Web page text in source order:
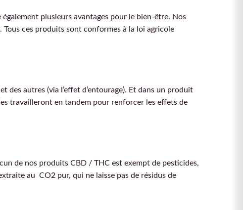
plusieurs avantages pour le bien-être. Nos
ces produits sont conformes à la loi agricole
autres (via l’effet d’entourage). Et dans un produit
travailleront en tandem pour renforcer les effets de
de nos produits CBD / THC est exempt de pesticides,
au CO2 pur, qui ne laisse pas de résidus de